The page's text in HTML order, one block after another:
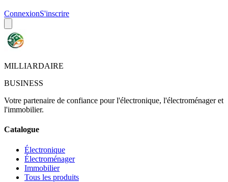
ConnexionS'inscrire
MILLIARDAIRE
BUSINESS
Votre partenaire de confiance pour l'électronique, l'électroménager et
l'immobilier.
Catalogue
Électronique
Électroménager
Immobilier
Tous les produits